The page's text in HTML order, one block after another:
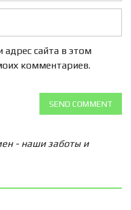
сайта в этом
комментариев.
SEND COMMENT
- наши заботы и